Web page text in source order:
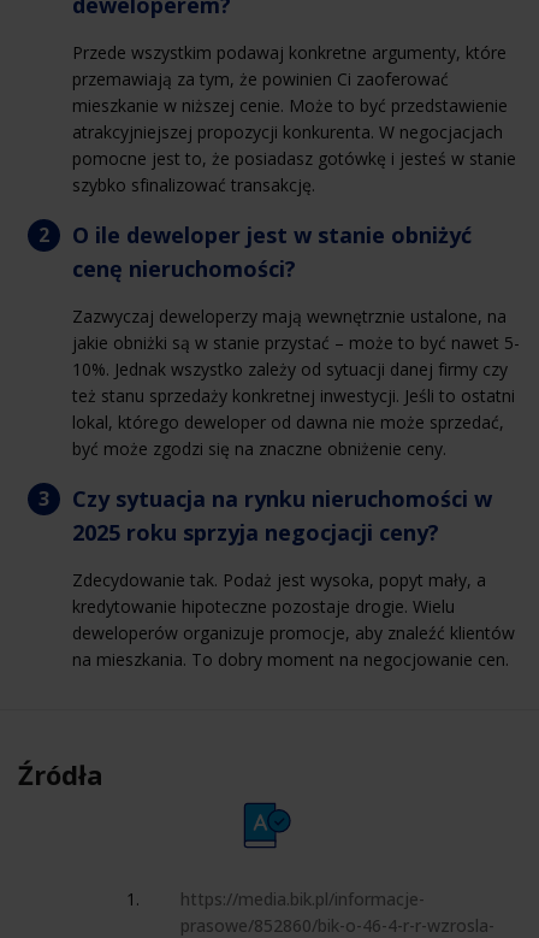
Przede wszystkim podawaj konkretne argumenty, które
przemawiają za tym, że powinien Ci zaoferować
mieszkanie w niższej cenie. Może to być przedstawienie
atrakcyjniejszej propozycji konkurenta. W negocjacjach
pomocne jest to, że posiadasz gotówkę i jesteś w stanie
szybko sfinalizować transakcję.
O ile deweloper jest w stanie obniżyć
cenę nieruchomości?
Zazwyczaj deweloperzy mają wewnętrznie ustalone, na
jakie obniżki są w stanie przystać – może to być nawet 5-
10%. Jednak wszystko zależy od sytuacji danej firmy czy
też stanu sprzedaży konkretnej inwestycji. Jeśli to ostatni
lokal, którego deweloper od dawna nie może sprzedać,
być może zgodzi się na znaczne obniżenie ceny.
Czy sytuacja na rynku nieruchomości w
2025 roku sprzyja negocjacji ceny?
Zdecydowanie tak. Podaż jest wysoka, popyt mały, a
kredytowanie hipoteczne pozostaje drogie. Wielu
deweloperów organizuje promocje, aby znaleźć klientów
na mieszkania. To dobry moment na negocjowanie cen.
Źródła
https://media.bik.pl/informacje-
prasowe/852860/bik-o-46-4-r-r-wzrosla-